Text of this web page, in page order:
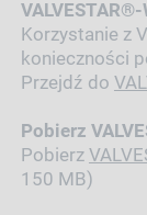
VALVESTAR®-
Korzystanie z
konieczności
Przejdź do
Pobierz
Pobierz
150 MB)